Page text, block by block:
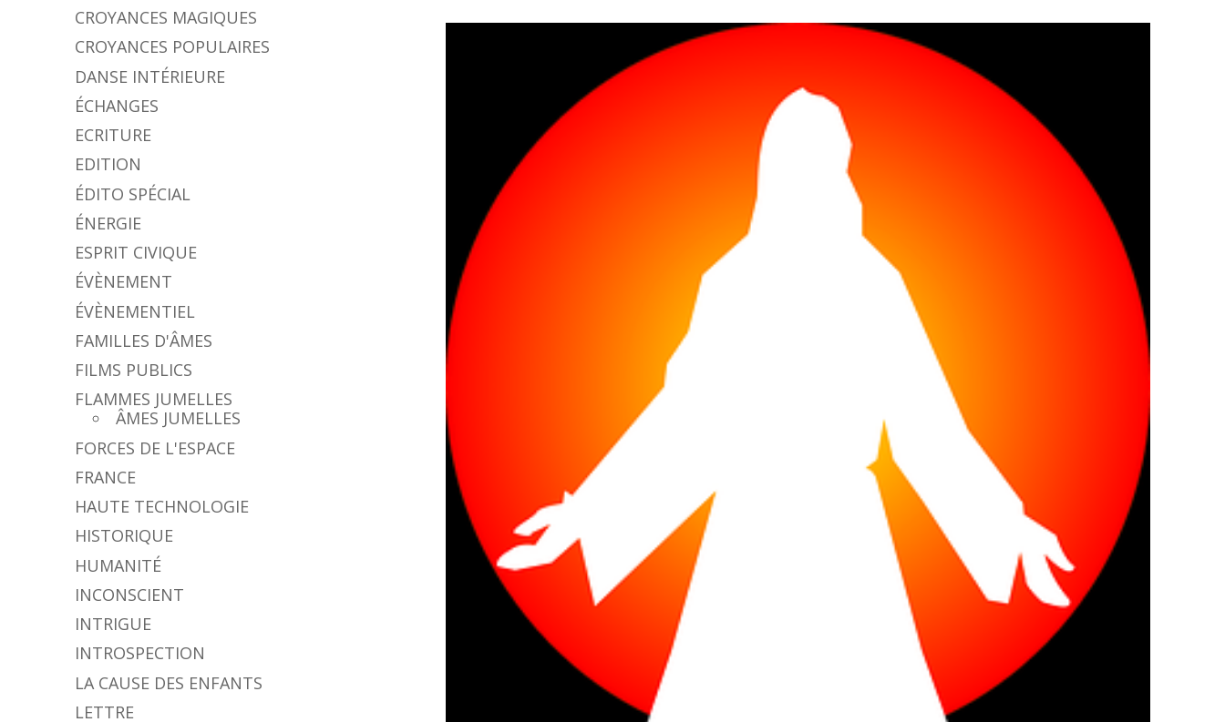
CROYANCES MAGIQUES
CROYANCES POPULAIRES
DANSE INTÉRIEURE
ÉCHANGES
ECRITURE
EDITION
ÉDITO SPÉCIAL
ÉNERGIE
ESPRIT CIVIQUE
ÉVÈNEMENT
ÉVÈNEMENTIEL
FAMILLES D'ÂMES
FILMS PUBLICS
FLAMMES JUMELLES
ÂMES JUMELLES
FORCES DE L'ESPACE
FRANCE
HAUTE TECHNOLOGIE
HISTORIQUE
HUMANITÉ
INCONSCIENT
INTRIGUE
INTROSPECTION
LA CAUSE DES ENFANTS
LETTRE